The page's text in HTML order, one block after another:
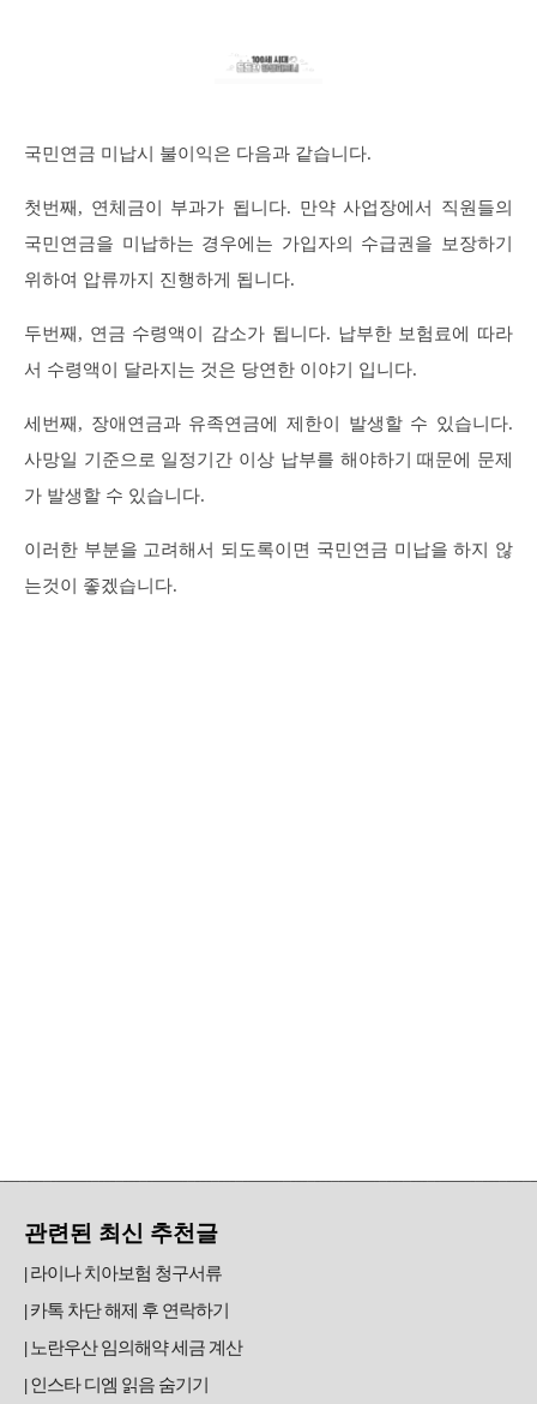
국민연금 미납시 불이익은 다음과 같습니다.
첫번째, 연체금이 부과가 됩니다. 만약 사업장에서 직원들의
국민연금을 미납하는 경우에는 가입자의 수급권을 보장하기
위하여 압류까지 진행하게 됩니다.
두번째, 연금 수령액이 감소가 됩니다. 납부한 보험료에 따라
서 수령액이 달라지는 것은 당연한 이야기 입니다.
세번째, 장애연금과 유족연금에 제한이 발생할 수 있습니다.
사망일 기준으로 일정기간 이상 납부를 해야하기 때문에 문제
가 발생할 수 있습니다.
이러한 부분을 고려해서 되도록이면 국민연금 미납을 하지 않
는것이 좋겠습니다.
관련된 최신 추천글
라이나 치아보험 청구서류
카톡 차단 해제 후 연락하기
노란우산 임의해약 세금 계산
인스타 디엠 읽음 숨기기